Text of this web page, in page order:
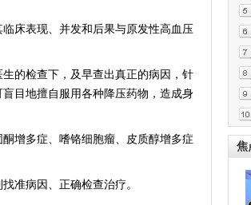
床表现、并发和后果与原发性高血压
的检查下，及早查出真正的病因，针
目地擅自服用各种降压药物，造成身
增多症、嗜铬细胞瘤、皮质醇增多症
准病因、正确检查治疗。
焦